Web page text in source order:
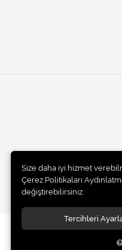
Size daha iyi hizmet
Çerez Politikaları
değiştirebilirsiniz.
Tercihleri